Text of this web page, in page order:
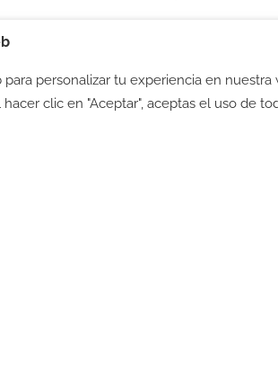
-Política de privacidad -Política de
personalizar tu experiencia en
clic en "Aceptar", aceptas el uso de